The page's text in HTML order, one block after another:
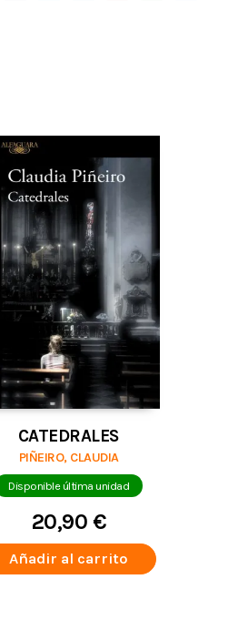
CATEDRALES
PIÑEIRO, CLAUDIA
Disponible última unidad
20,90 €
Añadir al carrito